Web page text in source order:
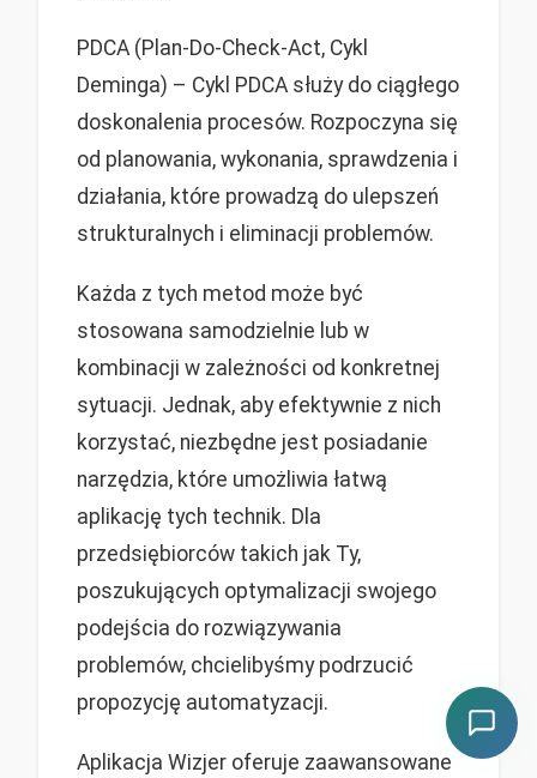
PDCA (Plan-Do-Check-Act, Cykl
Deminga) – Cykl PDCA służy do ciągłego
doskonalenia procesów. Rozpoczyna się
od planowania, wykonania, sprawdzenia i
działania, które prowadzą do ulepszeń
strukturalnych i eliminacji problemów.
Każda z tych metod może być
stosowana samodzielnie lub w
kombinacji w zależności od konkretnej
sytuacji. Jednak, aby efektywnie z nich
korzystać, niezbędne jest posiadanie
narzędzia, które umożliwia łatwą
aplikację tych technik. Dla
przedsiębiorców takich jak Ty,
poszukujących optymalizacji swojego
podejścia do rozwiązywania
problemów, chcielibyśmy podrzucić
propozycję automatyzacji.
Aplikacja Wizjer oferuje zaawansowane